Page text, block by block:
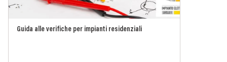
Guida alle verifiche per impianti residenziali